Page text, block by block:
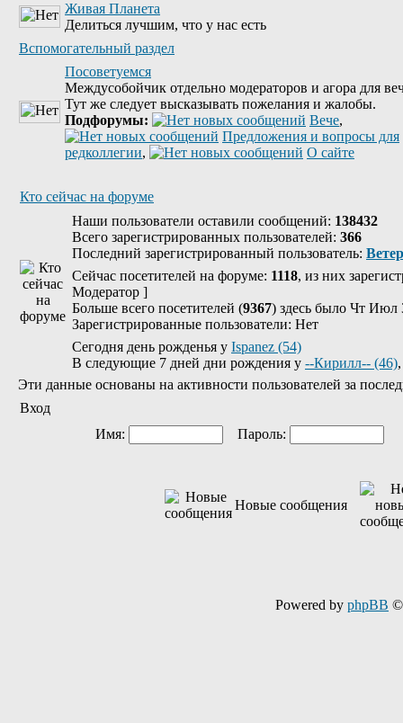
Живая Планета
Делиться лучшим, что у нас есть
Вспомогательный раздел
Посоветуемся
Междусобойчик отдельно модераторов и агора для
Тут же следует высказывать пожелания и жалобы.
Подфорумы:
Вече,
Предложения и вопросы для
редколлегии, О сайте
Кто сейчас на форуме
Наши пользователи оставили сообщений: 138432
Всего зарегистрированных пользователей: 366
Последний зарегистрированный пользователь: Ветер
Сейчас посетителей на форуме: 1118, из них
Модератор ]
Больше всего посетителей (9367) здесь было Чт Июл
Зарегистрированные пользователи: Нет
Сегодня день рожденья у Ispanez (54)
В следующие 7 дней дни рождения у --Кирилл-- (46)
Эти данные основаны на активности пользователей за
Вход
Имя:
Пароль:
Новые сообщения
Powered by phpBB ©